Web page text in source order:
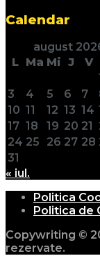
Calendar
august
L Ma Mi J V
1
3
4 5 6 7
10 11 12 13 14
17 18 19 20 21
24 25 26 27 28
31
« iul.
Politica
Politica de
Copywriting ©
rezervate.